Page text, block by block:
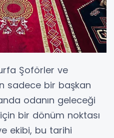
Şoförler ve
sadece bir başkan
odanın geleceği
bir dönüm noktası
ekibi, bu tarihi